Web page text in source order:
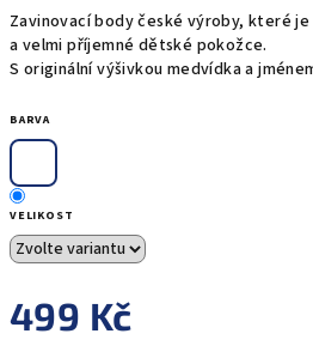
Zavinovací body české výroby, které je
a velmi příjemné dětské pokožce.
S originální výšivkou medvídka a
BARVA
VELIKOST
499 Kč